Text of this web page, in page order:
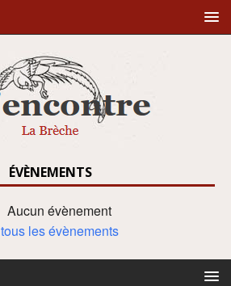
ÉVÈNEMENTS
Aucun évènement
tous les évènements